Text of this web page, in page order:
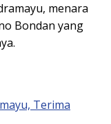
menara
Bondan yang
Terima